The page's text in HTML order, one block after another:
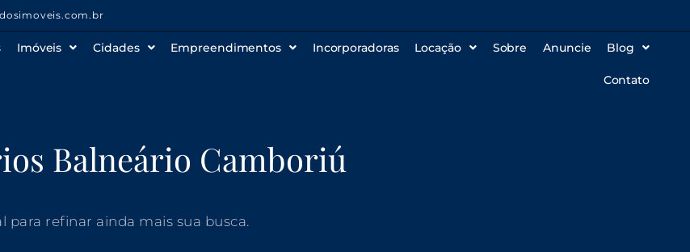
Imóveis Cidades Empreendimentos Incorporadoras Locação Sobre Anuncie Blog
Contato
Balneário Camboriú
refinar ainda mais sua busca.